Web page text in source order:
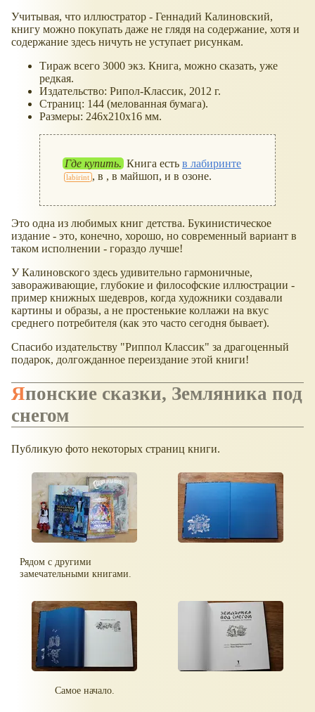
Учитывая, что иллюстратор - Геннадий Калиновский,
книгу можно покупать даже не глядя на содержание, хотя и
содержание здесь ничуть не уступает рисункам.
Тираж всего 3000 экз. Книга, можно сказать, уже
редкая.
Издательство: Рипол-Классик, 2012 г.
Страниц: 144 (мелованная бумага).
Размеры: 246x210x16 мм.
Где купить. Книга есть в лабиринте
, в , в майшоп, и в озоне.
Это одна из любимых книг детства. Букинистическое
издание - это, конечно, хорошо, но современный вариант в
таком исполнении - гораздо лучше!
У Калиновского здесь удивительно гармоничные,
завораживающие, глубокие и философские иллюстрации -
пример книжных шедевров, когда художники создавали
картины и образы, а не простенькие коллажи на вкус
среднего потребителя (как это часто сегодня бывает).
Спасибо издательству "Риппол Классик" за драгоценный
подарок, долгожданное переиздание этой книги!
Японские сказки, Земляника под
снегом
Публикую фото некоторых страниц книги.
Рядом с другими
замечательными книгами.
Самое начало.